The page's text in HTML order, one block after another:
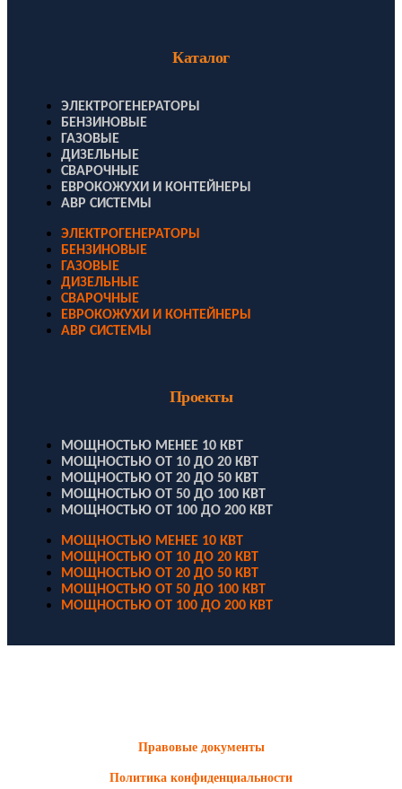
Каталог
ЭЛЕКТРОГЕНЕРАТОРЫ
БЕНЗИНОВЫЕ
ГАЗОВЫЕ
ДИЗЕЛЬНЫЕ
СВАРОЧНЫЕ
ЕВРОКОЖУХИ И КОНТЕЙНЕРЫ
АВР СИСТЕМЫ
ЭЛЕКТРОГЕНЕРАТОРЫ
БЕНЗИНОВЫЕ
ГАЗОВЫЕ
ДИЗЕЛЬНЫЕ
СВАРОЧНЫЕ
ЕВРОКОЖУХИ И КОНТЕЙНЕРЫ
АВР СИСТЕМЫ
Проекты
МОЩНОСТЬЮ МЕНЕЕ 10 КВТ
МОЩНОСТЬЮ ОТ 10 ДО 20 КВТ
МОЩНОСТЬЮ ОТ 20 ДО 50 КВТ
МОЩНОСТЬЮ ОТ 50 ДО 100 КВТ
МОЩНОСТЬЮ ОТ 100 ДО 200 КВТ
МОЩНОСТЬЮ МЕНЕЕ 10 КВТ
МОЩНОСТЬЮ ОТ 10 ДО 20 КВТ
МОЩНОСТЬЮ ОТ 20 ДО 50 КВТ
МОЩНОСТЬЮ ОТ 50 ДО 100 КВТ
МОЩНОСТЬЮ ОТ 100 ДО 200 КВТ
Правовые документы
Политика конфиденциальности